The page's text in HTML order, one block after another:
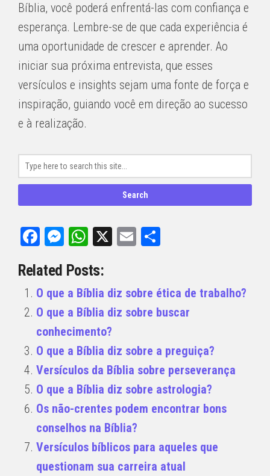
Bíblia, você poderá enfrentá-las com confiança e
esperança. Lembre-se de que cada experiência é
uma oportunidade de crescer e aprender. Ao
iniciar sua próxima entrevista, que esses
versículos e insights sejam uma fonte de força e
inspiração, guiando você em direção ao sucesso
e à realização.
Facebook
Messenger
WhatsApp
X Email
Related Posts:
O que a Bíblia diz sobre ética de trabalho?
O que a Bíblia diz sobre buscar
conhecimento?
O que a Bíblia diz sobre a preguiça?
Versículos da Bíblia sobre perseverança
O que a Bíblia diz sobre astrologia?
Os não-crentes podem encontrar bons
conselhos na Bíblia?
Versículos bíblicos para aqueles que
questionam sua carreira atual